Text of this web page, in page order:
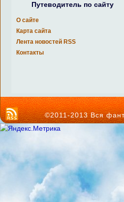
Путеводитель по сайту
О сайте
Карта сайта
Лента новостей RSS
Контакты
©2011-2013 Вся